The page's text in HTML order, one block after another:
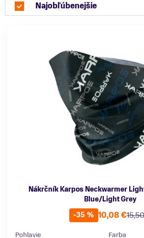
Najobľúbenejšie
Nákrčník Karpos Neckwarmer
Blue/Light Grey
-35 % 10,08 €
Pohlavie
Farba